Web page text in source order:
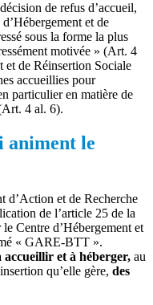
de refus d’accueil,
et de
sous la forme la plus
motivée » (Art. 4
et de Réinsertion Sociale
accueillies pour
particulier en matière de
4 al. 6).
animent le
d’Action et de Recherche
de l’article 25 de la
Centre d’Hébergement et
« GARE-BTT ».
accueillir et à héberger, au
qu’elle gère, des